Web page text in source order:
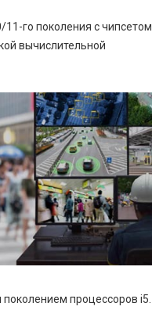
го поколения с чипсетом
вычислительной
процессоров i5.